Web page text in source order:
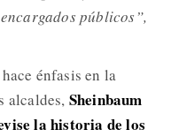
públicos”,
énfasis en la
alcaldes, Sheinbaum
la historia de los